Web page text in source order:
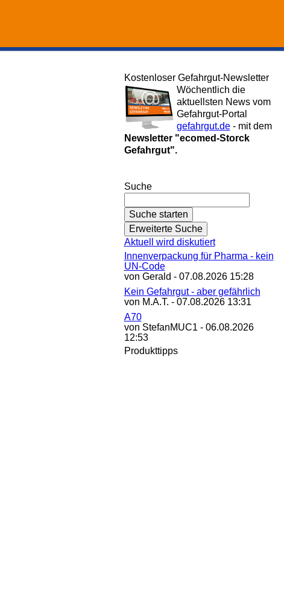
Kostenloser Gefahrgut-Newsletter
Wöchentlich die
aktuellsten News vom
Gefahrgut-Portal
gefahrgut.de- mit dem
Newsletter "ecomed-Storck
Gefahrgut".
Suche
Aktuell wird diskutiert
Innenverpackung für Pharma - kein
UN-Code
von Gerald - 07.08.2026 15:28
Kein Gefahrgut - aber gefährlich
von M.A.T. - 07.08.2026 13:31
A70
von StefanMUC1 - 06.08.2026
12:53
Produkttipps